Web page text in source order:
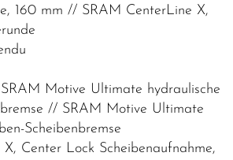
160 mm // SRAM CenterLine X,
Motive Ultimate hydraulische
// SRAM Motive Ultimate
Scheibenbremse
Center Lock Scheibenaufnahme,